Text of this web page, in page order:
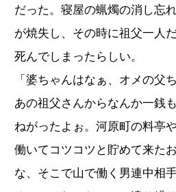
だった。寝屋の蝋燭の消し忘
が焼失し、その時に祖父一人
死んでしまったらしい。
「婆ちゃんはなぁ、オメの父
あの祖父さんからなんか一銭
ねがったよぉ。河原町の料亭
働いてコツコツと貯めて来た
な、そこで山で働く男連中相